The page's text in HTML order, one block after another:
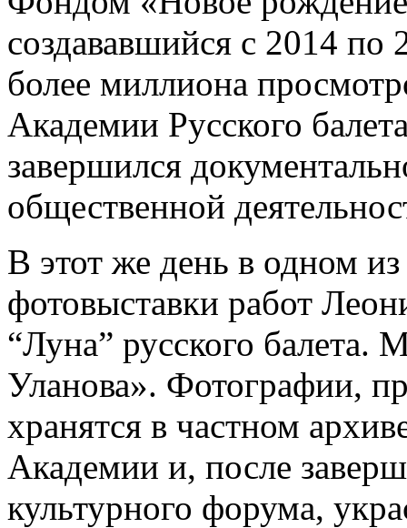
создававшийся с 2014 по
более миллиона
Академии Русского
завершился
общественной
В этот же день в одном
фотовыставки работ
“Луна” русского балета.
Уланова». Фотографии,
хранятся в частном
Академии и, после
культурного форума,